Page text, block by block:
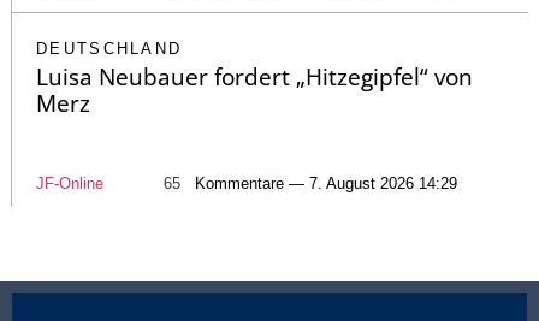
DEUTSCHLAND
Luisa Neubauer fordert „Hitzegipfel“ von
Merz
JF-Online 65 Kommentare — 7. August 2026 14:29